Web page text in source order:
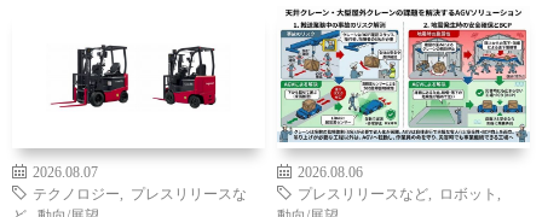
2026.08.07
テクノロジー
プレスリリースな
2026.08.06
プレスリリースなど
ロボット